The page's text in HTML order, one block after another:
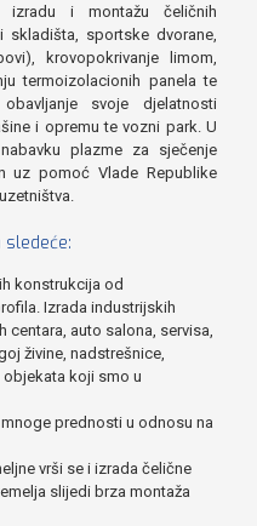
izradu i montažu čeličnih
skladišta, sportske dvorane,
krovopokrivanje limom,
termoizolacionih panela te
svoje djelatnosti
i opremu te vozni park. U
plazme za sječenje
uz pomoć Vlade Republike
konstrukcija od
Izrada industrijskih
auto salona, servisa,
živine, nadstrešnice,
koji smo u
prednosti u odnosu na
vrši se i izrada čelične
slijedi brza montaža